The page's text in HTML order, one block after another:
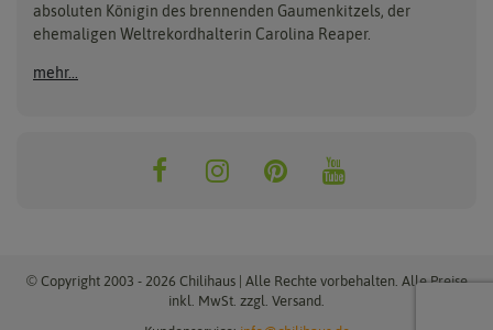
Auspflanzen
Überwintern
Lehmann Natur
Nelson Garden
Quedlinburger Saatgut
Samen Maier
Thompson & Morgan
absoluten Königin des brennenden Gaumenkitzels, der
ehemaligen Weltrekordhalterin Carolina Reaper.
mehr...
© Copyright 2003 - 2026 Chilihaus | Alle Rechte vorbehalten. Alle Preise
inkl. MwSt. zzgl. Versand.